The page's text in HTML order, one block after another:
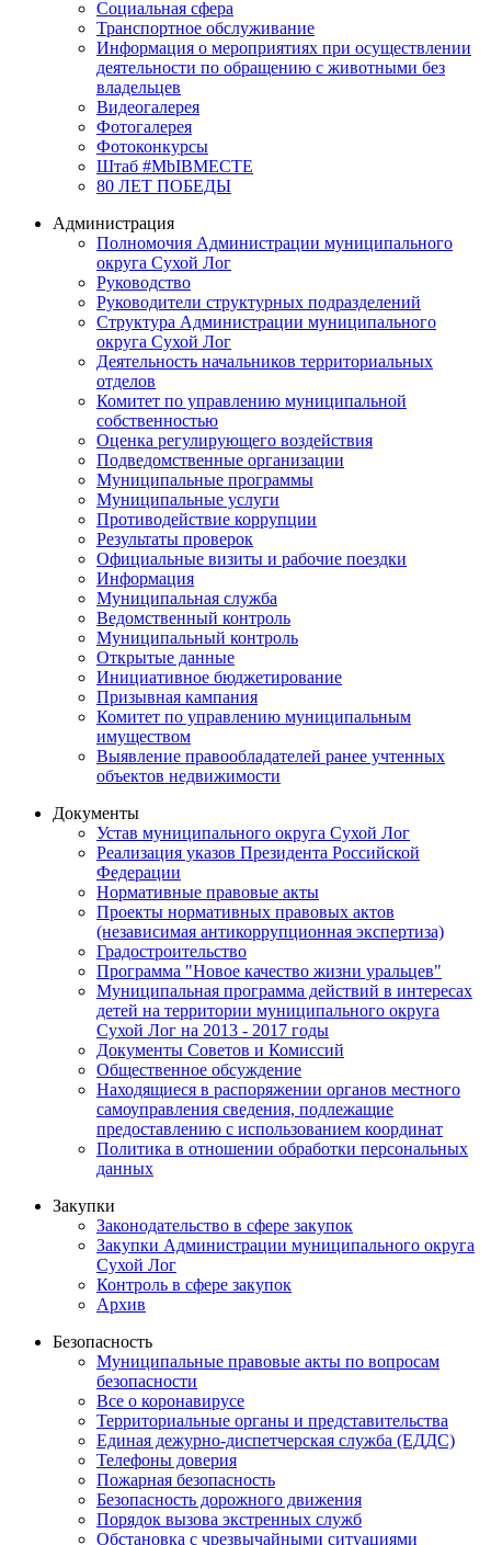
Социальная сфера
Транспортное обслуживание
Информация о мероприятиях при осуществлении
деятельности по обращению с животными без
владельцев
Видеогалерея
Фотогалерея
Фотоконкурсы
Штаб #MbIBMECTE
80 ЛЕТ ПОБЕДЫ
Администрация
Полномочия Администрации муниципального
округа Сухой Лог
Руководство
Руководители структурных подразделений
Структура Администрации муниципального
округа Сухой Лог
Деятельность начальников территориальных
отделов
Комитет по управлению муниципальной
собственностью
Оценка регулирующего воздействия
Подведомственные организации
Муниципальные программы
Муниципальные услуги
Противодействие коррупции
Результаты проверок
Официальные визиты и рабочие поездки
Информация
Муниципальная служба
Ведомственный контроль
Муниципальный контроль
Открытые данные
Инициативное бюджетирование
Призывная кампания
Комитет по управлению муниципальным
имуществом
Выявление правообладателей ранее учтенных
объектов недвижимости
Документы
Устав муниципального округа Сухой Лог
Реализация указов Президента Российской
Федерации
Нормативные правовые акты
Проекты нормативных правовых актов
(независимая антикоррупционная экспертиза)
Градостроительство
Программа "Новое качество жизни уральцев"
Муниципальная программа действий в интересах
детей на территории муниципального округа
Сухой Лог на 2013 - 2017 годы
Документы Советов и Комиссий
Общественное обсуждение
Находящиеся в распоряжении органов местного
самоуправления сведения, подлежащие
предоставлению с использованием координат
Политика в отношении обработки персональных
данных
Закупки
Законодательство в сфере закупок
Закупки Администрации муниципального округа
Сухой Лог
Контроль в сфере закупок
Архив
Безопасность
Муниципальные правовые акты по вопросам
безопасности
Все о коронавирусе
Территориальные органы и представительства
Единая дежурно-диспетчерская служба (ЕДДС)
Телефоны доверия
Пожарная безопасность
Безопасность дорожного движения
Порядок вызова экстренных служб
Обстановка с чрезвычайными ситуациями